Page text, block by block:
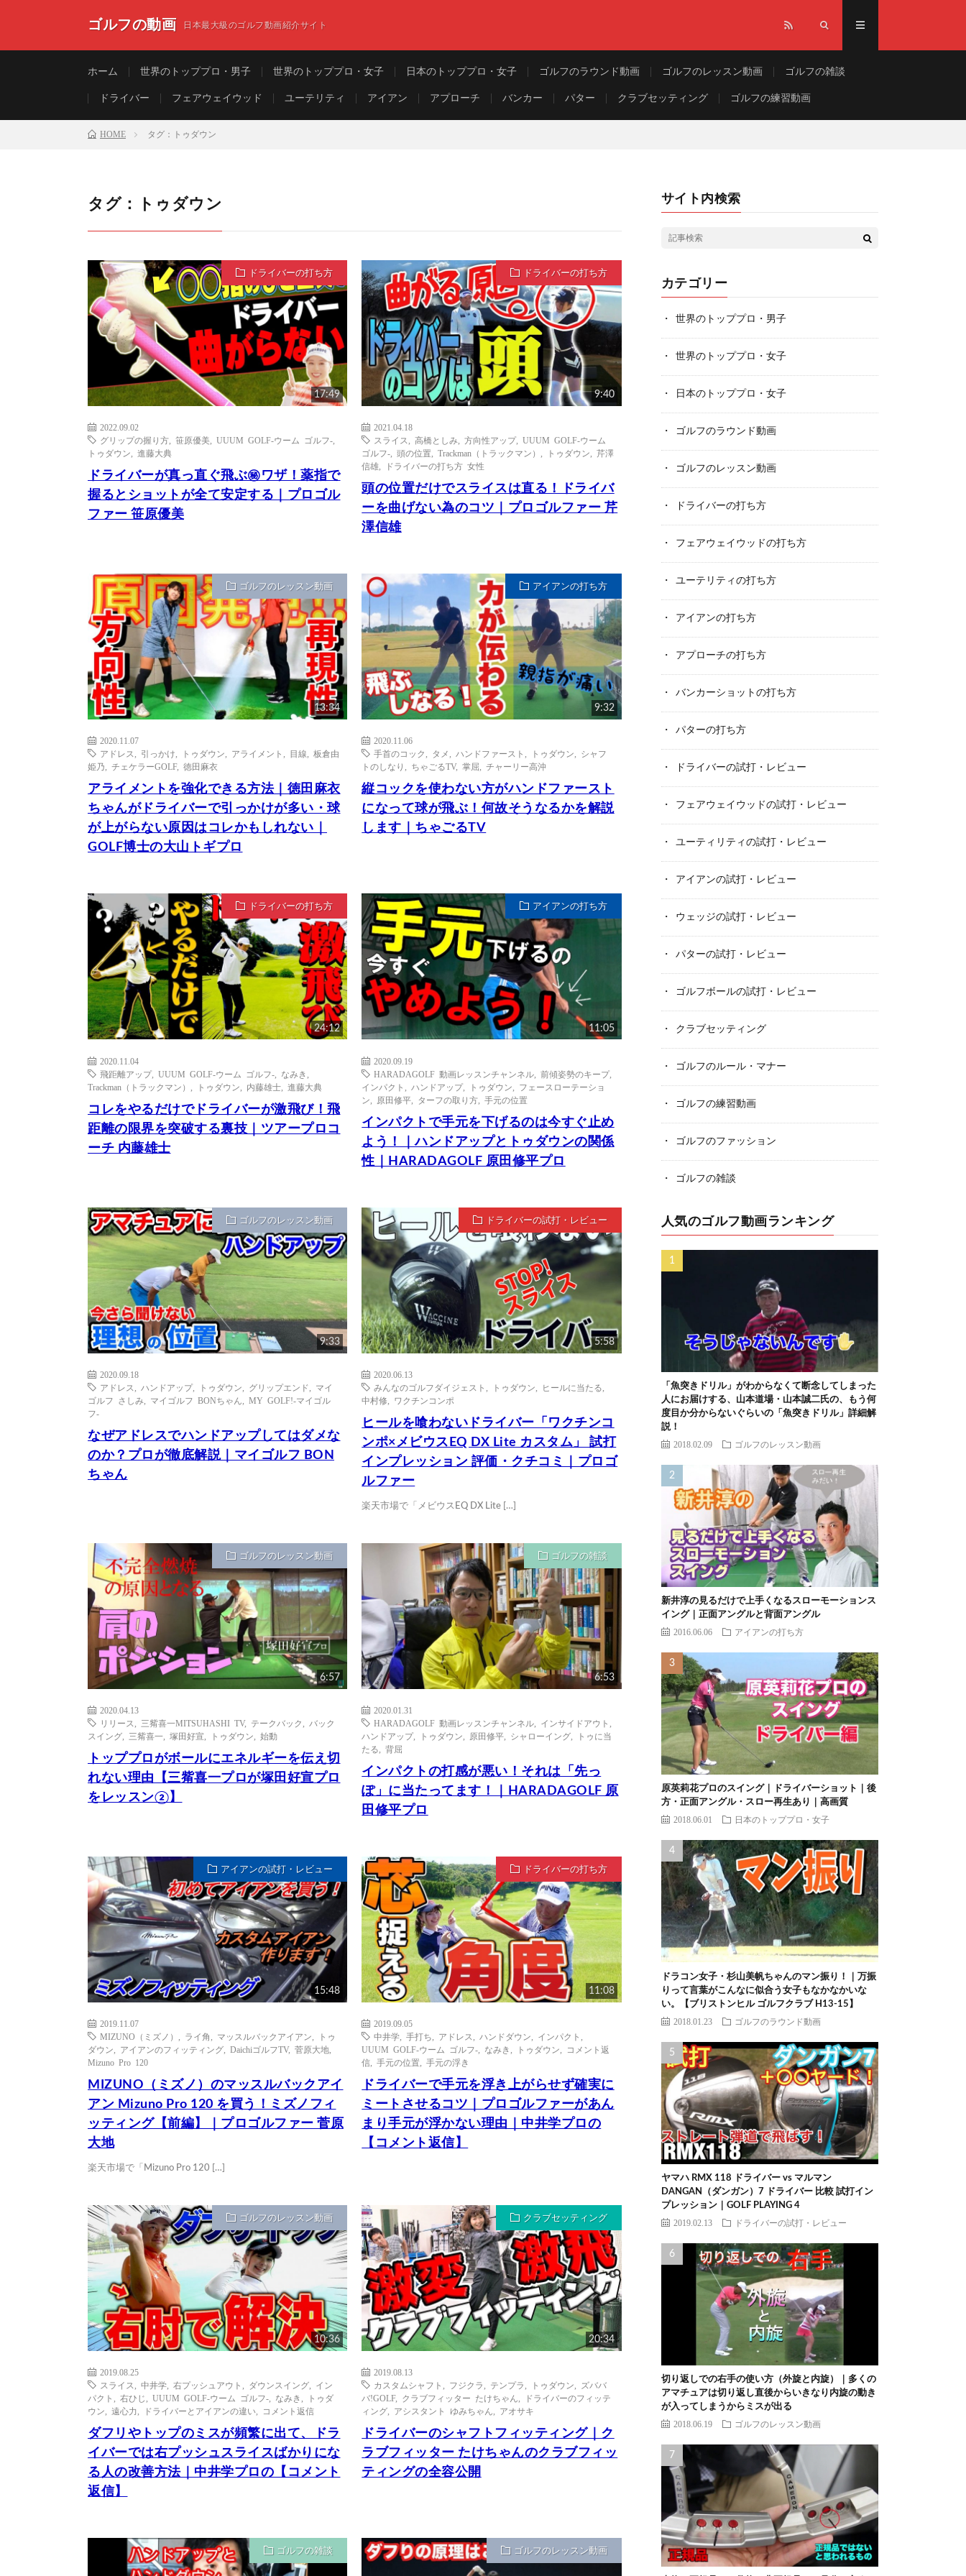
ゴルフの動画 日本最大級のゴルフ動画紹介サイト
ホーム 世界のトッププロ・男子 世界のトッププロ・女子 日本のトッププロ・女子 ゴルフのラウンド動画 ゴルフのレッスン動画 ゴルフの雑談
ドライバー フェアウェイウッド ユーテリティ アイアン アプローチ バンカー パター クラブセッティング ゴルフの練習動画
HOME タグ：トゥダウン
タグ：トゥダウン
ドライバーの打ち方
17:49
2022.09.02
グリップの握り方
笹原優美 UUUM GOLF-ウーム ゴルフ-
トゥダウン
進藤大典
ドライバーが真っ直ぐ飛ぶ㊙︎ワザ！薬指で
握るとショットが全て安定する｜プロゴル
ファー 笹原優美
ドライバーの打ち方
9:40
2021.04.18
スライス
,高橋としみ ,方向性アップ,UUUM GOLF-ウーム
ゴルフ- ,頭の位置 ,Trackman（トラックマン） トゥダウン ,芹澤
信雄
ドライバーの打ち方 女性
頭の位置だけでスライスは直る！ドライバ
ーを曲げない為のコツ｜プロゴルファー 芹
澤信雄
ゴルフのレッスン動画
13:34
2020.11.07
アドレス
引っかけ トゥダウン アライメント 目線
板倉由
姫乃
チェケラーGOLF, 徳田麻衣
アライメントを強化できる方法｜徳田麻衣
ちゃんがドライバーで引っかけが多い・球
が上がらない原因はコレかもしれない｜
GOLF博士の大山トギプロ
アイアンの打ち方
9:32
2020.11.06
手首のコック
タメ ,ハンドファースト トゥダウン
シャフ
トのしなり
ちゃごるTV,掌屈 ,チャーリー高沖
縦コックを使わない方がハンドファースト
になって球が飛ぶ！何故そうなるかを解説
します｜ちゃごるTV
ドライバーの打ち方
24:12
2020.11.04
飛距離アップ, UUUM GOLF-ウーム ゴルフ- なみき
Trackman（トラックマン）
トゥダウン 内藤雄士 進藤大典
コレをやるだけでドライバーが激飛び！飛
距離の限界を突破する裏技｜ツアープロコ
ーチ 内藤雄士
アイアンの打ち方
11:05
2020.09.19
HARADAGOLF 動画レッスンチャンネル ,前傾姿勢のキープ,
インパクト
ハンドアップ, トゥダウン
フェースローテーショ
ン
原田修平 ターフの取り方 ,手元の位置
インパクトで手元を下げるのは今すぐ止め
よう！｜ハンドアップとトゥダウンの関係
性｜HARADAGOLF 原田修平プロ
ゴルフのレッスン動画
9:33
2020.09.18
アドレス
ハンドアップ, トゥダウン グリップエンド
マイ
ゴルフ さしみ
マイゴルフ BONちゃん
MY GOLF!-マイゴル
フ-
なぜアドレスでハンドアップしてはダメな
のか？プロが徹底解説｜マイゴルフ BON
ちゃん
ドライバーの試打・レビュー
5:58
2020.06.13
みんなのゴルフダイジェスト
トゥダウン ヒールに当たる
中村修
ワクチンコンポ
ヒールを喰わないドライバー「ワクチンコ
ンポ×メビウスEQ DX Lite カスタム」 試打
インプレッション 評価・クチコミ｜プロゴ
ルファー
楽天市場で「メビウスEQ DX Lite […]
ゴルフのレッスン動画
6:57
2020.04.13
リリース
三觜喜一MITSUHASHI TV, テークバック
バック
スイング
三觜喜一 塚田好宣 トゥダウン 始動
トッププロがボールにエネルギーを伝え切
れない理由【三觜喜一プロが塚田好宣プロ
をレッスン②】
ゴルフの雑談
6:53
2020.01.31
HARADAGOLF 動画レッスンチャンネル
インサイドアウト
ハンドアップ, トゥダウン 原田修平 シャローイング
トゥに当
たる
,背屈
インパクトの打感が悪い！それは「先っ
ぽ」に当たってます！｜HARADAGOLF 原
田修平プロ
アイアンの試打・レビュー
15:48
2019.11.07
MIZUNO（ミズノ）
ライ角 マッスルバックアイアン
トゥ
ダウン
アイアンのフィッティング DaichiゴルフTV, 菅原大地
Mizuno Pro 120
MIZUNO（ミズノ）のマッスルバックアイ
アン Mizuno Pro 120 を買う！ミズノフィ
ッティング【前編】｜プロゴルファー 菅原
大地
楽天市場で「Mizuno Pro 120 […]
ドライバーの打ち方
11:08
2019.09.05
中井学 ,手打ち アドレス ハンドダウン インパクト
UUUM GOLF-ウーム ゴルフ-
なみき トゥダウン
コメント返
信 ,手元の位置 ,手元の浮き
ドライバーで手元を浮き上がらせず確実に
ミートさせるコツ｜プロゴルファーがあん
まり手元が浮かない理由｜中井学プロの
【コメント返信】
ゴルフのレッスン動画
10:36
2019.08.25
スライス
中井学 右プッシュアウト ダウンスイング
イン
パクト
右ひじ UUUM GOLF-ウーム ゴルフ- なみき
トゥダ
ウン
遠心力 ドライバーとアイアンの違い コメント返信
ダフリやトップのミスが頻繁に出て、ドラ
イバーでは右プッシュスライスばかりにな
る人の改善方法｜中井学プロの【コメント
返信】
クラブセッティング
20:34
2019.08.13
カスタムシャフト
フジクラ テンプラ トゥダウン
ズババ
バ!GOLF, クラブフィッター たけちゃん
ドライバーのフィッテ
ィング
アシスタント ゆみちゃん アオサキ
ドライバーのシャフトフィッティング｜ク
ラブフィッター たけちゃんのクラブフィッ
ティングの全容公開
ゴルフの雑談 ゴルフのレッスン動画
サイト内検索
カテゴリー
世界のトッププロ・男子
世界のトッププロ・女子
日本のトッププロ・女子
ゴルフのラウンド動画
ゴルフのレッスン動画
ドライバーの打ち方
フェアウェイウッドの打ち方
ユーテリティの打ち方
アイアンの打ち方
アプローチの打ち方
バンカーショットの打ち方
パターの打ち方
ドライバーの試打・レビュー
フェアウェイウッドの試打・レビュー
ユーティリティの試打・レビュー
アイアンの試打・レビュー
ウェッジの試打・レビュー
パターの試打・レビュー
ゴルフボールの試打・レビュー
クラブセッティング
ゴルフのルール・マナー
ゴルフの練習動画
ゴルフのファッション
ゴルフの雑談
人気のゴルフ動画ランキング
「魚突きドリル」がわからなくて断念してしまった
人にお届けする、山本道場・山本誠二氏の、もう何
度目か分からないぐらいの「魚突きドリル」詳細解
説！
2018.02.09 ゴルフのレッスン動画
新井淳の見るだけで上手くなるスローモーションス
イング｜正面アングルと背面アングル
2016.06.06 アイアンの打ち方
原英莉花プロのスイング｜ドライバーショット｜後
方・正面アングル・スロー再生あり｜高画質
2018.06.01 日本のトッププロ・女子
ドラコン女子・杉山美帆ちゃんのマン振り！｜万振
りって言葉がこんなに似合う女子もなかなかいな
い。【ブリストンヒル ゴルフクラブ H13-15】
2018.01.23 ゴルフのラウンド動画
ヤマハ RMX 118 ドライバー vs マルマン
DANGAN（ダンガン）7 ドライバー 比較 試打イン
プレッション｜GOLF PLAYING 4
2019.02.13 ドライバーの試打・レビュー
切り返しでの右手の使い方（外旋と内旋）｜多くの
アマチュアは切り返し直後からいきなり内旋の動き
が入ってしまうからミスが出る
2018.06.19 ゴルフのレッスン動画